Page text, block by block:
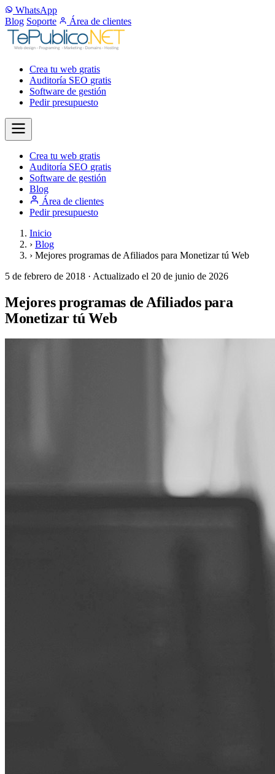
WhatsApp
Blog Soporte Área de clientes
Crea tu web gratis
Auditoría SEO gratis
Software de gestión
Pedir presupuesto
Crea tu web gratis
Auditoría SEO gratis
Software de gestión
Blog
Área de clientes
Pedir presupuesto
Inicio
› Blog
› Mejores programas de Afiliados para Monetizar tú Web
5 de febrero de 2018 · Actualizado el 20 de junio de 2026
Mejores programas de Afiliados para
Monetizar tú Web